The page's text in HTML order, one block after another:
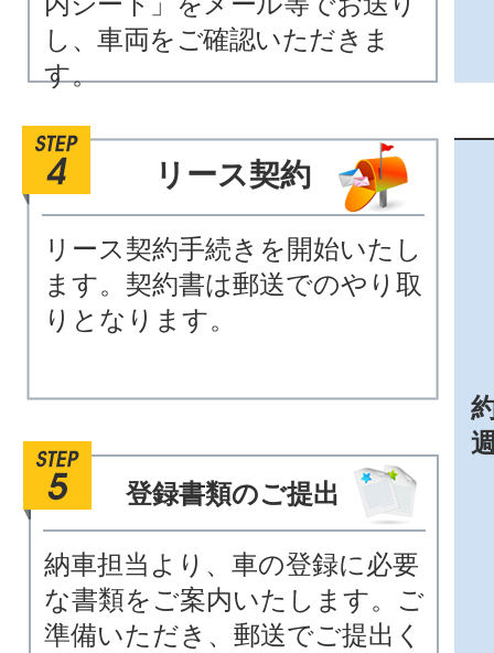
し、車両をご確認いただきま
す。
リース契約
リース契約手続きを開始いたし
ます。契約書は郵送でのやり取
りとなります。
登録書類のご提出
納車担当より、車の登録に必要
な書類をご案内いたします。ご
準備いただき、郵送でご提出く